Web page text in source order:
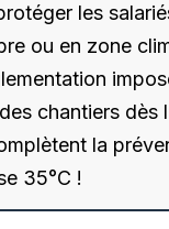
les
ou en zone
chantiers dès
la
35°C !